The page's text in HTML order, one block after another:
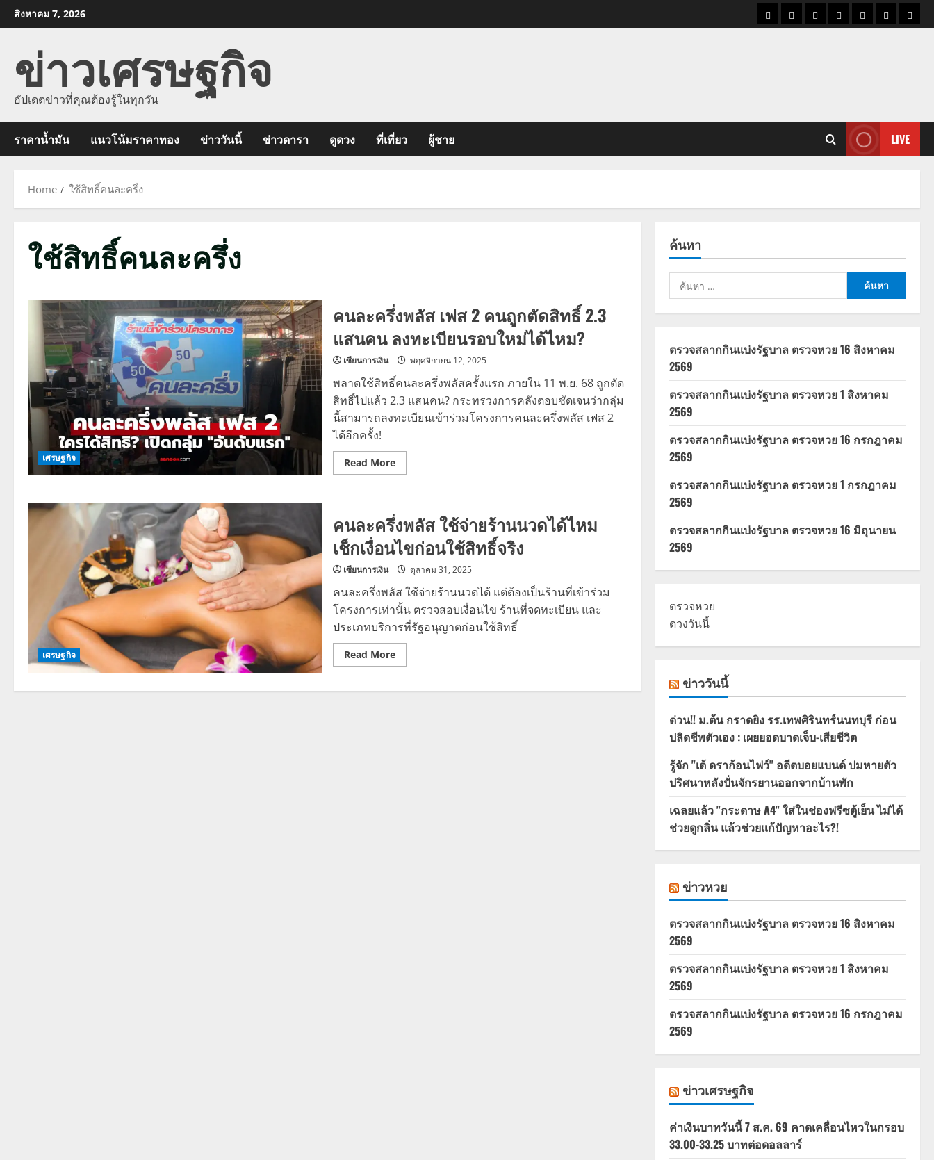
Skip
to
สิงหาคม 7, 2026
ราคาแนว
ข่าว
ข่าว
ดูด
ที่
ผู้ชา
ข่าวเศรษฐกิจ
อัปเดตข่าวที่คุณต้องรู้ในทุกวัน
ราคาน้ำมัน แนวโน้มราคาทอง ข่าววันนี้ ข่าวดารา ดูดวง ที่เที่ยว ผู้ชาย LIVE
Home ใช้สิทธิ์คนละครึ่ง
ใช้สิทธิ์คนละครึ่ง
เศรษฐกิจ
คนละครึ่งพลัส เฟส 2 คนถูกตัดสิทธิ์ 2.3
แสนคน ลงทะเบียนรอบใหม่ได้ไหม?
เซียนการเงิน พฤศจิกายน 12, 2025
พลาดใช้สิทธิ์คนละครึ่งพลัสครั้งแรก ภายใน 11 พ.ย. 68 ถูกตัด
สิทธิ์ไปแล้ว 2.3 แสนคน? กระทรวงการคลังตอบชัดเจนว่ากลุ่ม
นี้สามารถลงทะเบียนเข้าร่วมโครงการคนละครึ่งพลัส เฟส 2
ได้อีกครั้ง!
Read MoreRead
more
พลัส
เฟส
2
คน
ถูก
ตัด
สิทธิ์
แสน
คน
ลง
ทะเบียน
รอบ
ได้
ไหม?
เศรษฐกิจ
คนละครึ่งพลัส ใช้จ่ายร้านนวดได้ไหม
เช็กเงื่อนไขก่อนใช้สิทธิ์จริง
เซียนการเงิน ตุลาคม 31, 2025
คนละครึ่งพลัส ใช้จ่ายร้านนวดได้ แต่ต้องเป็นร้านที่เข้าร่วม
โครงการเท่านั้น ตรวจสอบเงื่อนไข ร้านที่จดทะเบียน และ
ประเภทบริการที่รัฐอนุญาตก่อนใช้สิทธิ์
Read MoreRead
more
ครึ่ง
ค้นหา
ค้นหา
สำหรับ:
ตรวจสลากกินแบ่งรัฐบาล ตรวจหวย 16 สิงหาคม
2569
ตรวจสลากกินแบ่งรัฐบาล ตรวจหวย 1 สิงหาคม
2569
ตรวจสลากกินแบ่งรัฐบาล ตรวจหวย 16 กรกฎาคม
2569
ตรวจสลากกินแบ่งรัฐบาล ตรวจหวย 1 กรกฎาคม
2569
ตรวจสลากกินแบ่งรัฐบาล ตรวจหวย 16 มิถุนายน
2569
ตรวจหวย
ดวงวันนี้
ข่าววันนี้
ด่วน!! ม.ต้น กราดยิง รร.เทพศิรินทร์นนทบุรี ก่อน
ปลิดชีพตัวเอง : เผยยอดบาดเจ็บ-เสียชีวิต
รู้จัก "เต้ ดราก้อนไฟว์" อดีตบอยแบนด์ ปมหายตัว
ปริศนาหลังปั่นจักรยานออกจากบ้านพัก
เฉลยแล้ว "กระดาษ A4" ใส่ในช่องฟรีซตู้เย็น ไม่ได้
ช่วยดูกลิ่น แล้วช่วยแก้ปัญหาอะไร?!
ข่าวหวย
ตรวจสลากกินแบ่งรัฐบาล ตรวจหวย 16 สิงหาคม
2569
ตรวจสลากกินแบ่งรัฐบาล ตรวจหวย 1 สิงหาคม
2569
ตรวจสลากกินแบ่งรัฐบาล ตรวจหวย 16 กรกฎาคม
2569
ข่าวเศรษฐกิจ
ค่าเงินบาทวันนี้ 7 ส.ค. 69 คาดเคลื่อนไหวในกรอบ
33.00-33.25 บาทต่อดอลลาร์